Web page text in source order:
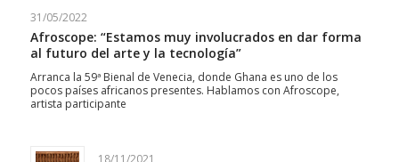
31/05/2022
Afroscope: “Estamos muy involucrados en dar forma
al futuro del arte y la tecnología”
Arranca la 59ª Bienal de Venecia, donde Ghana es uno de los
pocos países africanos presentes. Hablamos con Afroscope,
artista participante